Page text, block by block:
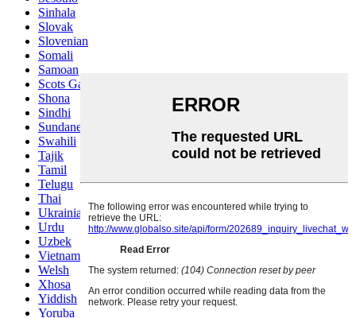
Sinhala
Slovak
Slovenian
Somali
Samoan
Scots Gaelic
Shona
Sindhi
Sundanese
Swahili
Tajik
Tamil
Telugu
Thai
Ukrainian
Urdu
Uzbek
Vietnamese
Welsh
Xhosa
Yiddish
Yoruba